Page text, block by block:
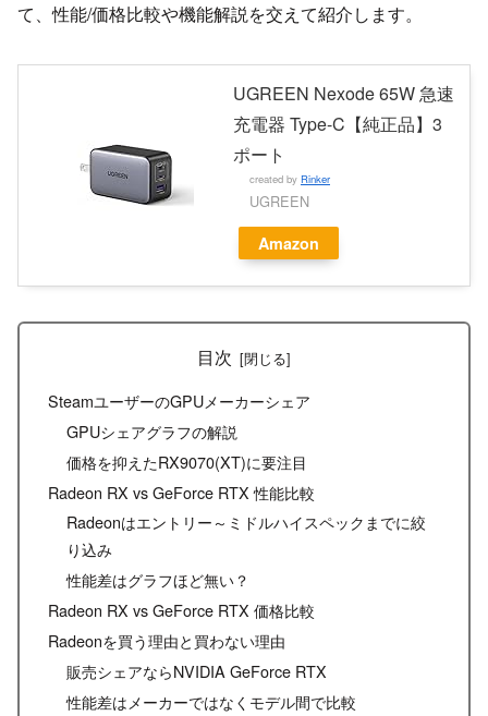
て、性能/価格比較や機能解説を交えて紹介します。
UGREEN Nexode 65W 急速
充電器 Type-C【純正品】3
ポート
created by Rinker
UGREEN
Amazon
目次
SteamユーザーのGPUメーカーシェア
GPUシェアグラフの解説
価格を抑えたRX9070(XT)に要注目
Radeon RX vs GeForce RTX 性能比較
Radeonはエントリー～ミドルハイスペックまでに絞
り込み
性能差はグラフほど無い？
Radeon RX vs GeForce RTX 価格比較
Radeonを買う理由と買わない理由
販売シェアならNVIDIA GeForce RTX
性能差はメーカーではなくモデル間で比較